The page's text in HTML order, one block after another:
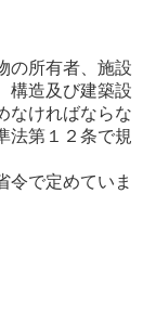
の所有者、施設
構造及び建築設
なければならな
法第１２条で規
令で定めていま